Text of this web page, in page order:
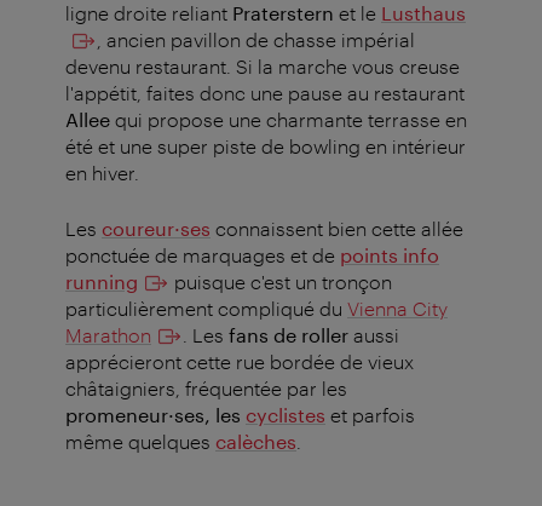
ligne droite reliant Praterstern et le Lusthaus
, ancien pavillon de chasse impérial
devenu restaurant. Si la marche vous creuse
l'appétit, faites donc une pause au restaurant
Allee qui propose une charmante terrasse en
été et une super piste de bowling en intérieur
en hiver.
Les coureur·ses connaissent bien cette allée
ponctuée de marquages et de points info
running
puisque c'est un tronçon
particulièrement compliqué du Vienna City
Marathon
. Les fans de roller aussi
apprécieront cette rue bordée de vieux
châtaigniers, fréquentée par les
promeneur·ses, les cyclistes et parfois
même quelques calèches